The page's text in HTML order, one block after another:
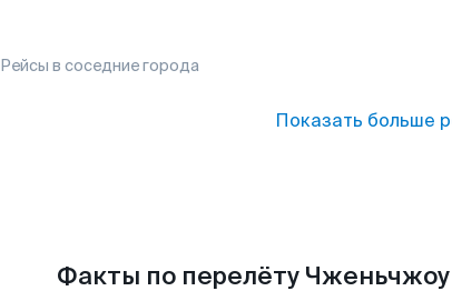
Рейсы в соседние города
Показать больше
Факты по перелёту Чженьчжоу